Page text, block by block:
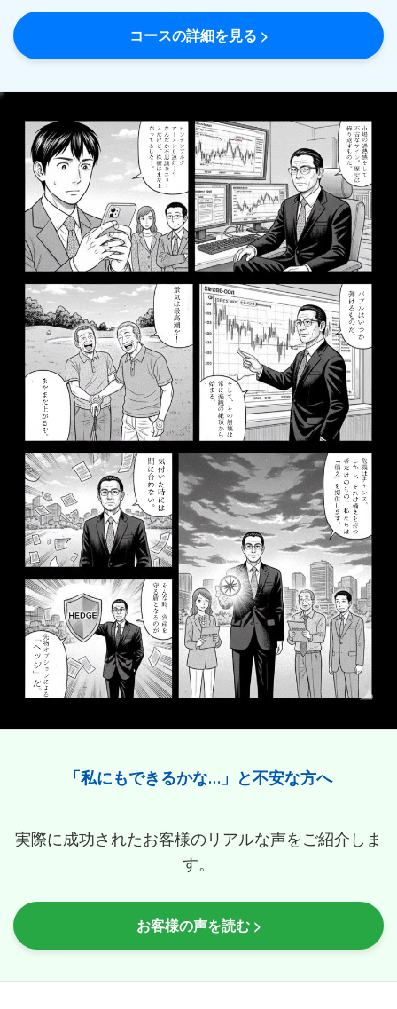
コースの詳細を見る >
「私にもできるかな…」と不安な方へ
実際に成功されたお客様のリアルな声をご紹介しま
す。
お客様の声を読む >